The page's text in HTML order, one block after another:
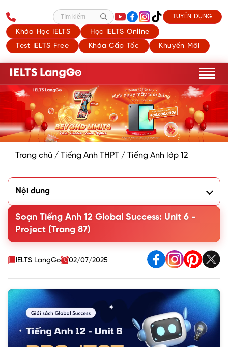
Khóa Học IELTS
Học IELTS Online
Test IELTS Free
Khóa Cấp Tốc Khuyến Mãi
Tìm kiếm TUYỂN DỤNG
Trang chủ / Tiếng Anh THPT / Tiếng Anh lớp 12
Nội dung
in our daily lives'. Work in groups. Think of a way of using
AI in your daily life. This can be an existing or a new
application. Use these questions as cues.
Bài mẫu 2: SmartEye AI - Hệ thống camera thông minh
Bài mẫu 3: ShopSmart AI - Trợ lý mua sắm thông minh
Soạn Tiếng Anh 12 Global Success: Unit 6 -
Project (Trang 87)
IELTS LangGo 02/07/2025